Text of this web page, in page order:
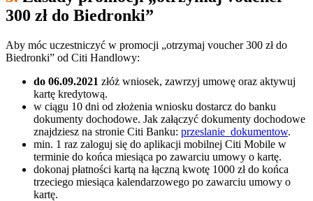
300 zł do Biedronki”
Aby móc uczestniczyć w promocji „otrzymaj voucher 300 zł do
Biedronki” od Citi Handlowy:
do 06.09.2021 złóż wniosek, zawrzyj umowę oraz aktywuj
kartę kredytową.
w ciągu 10 dni od złożenia wniosku dostarcz do banku
dokumenty dochodowe. Jak załączyć dokumenty dochodowe
znajdziesz na stronie Citi Banku: przeslanie_dokumentow.
min. 1 raz zaloguj się do aplikacji mobilnej Citi Mobile w
terminie do końca miesiąca po zawarciu umowy o kartę.
dokonaj płatności kartą na łączną kwotę 1000 zł do końca
trzeciego miesiąca kalendarzowego po zawarciu umowy o
kartę.